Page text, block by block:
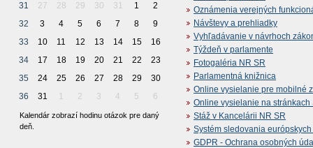
31 27 28 29 30 31 1
2
32
3 4 5 6 7 8
9
33
10 11 12 13 14 15
16
34
17 18 19 20 21 22
23
35
24 25 26 27 28 29
30
36
31 1 2 3 4 5 6
Kalendár zobrazí hodinu otázok pre daný
deň.
Oznámenia verejných
Návštevy a prehliadky
Vyhľadávanie v návrhoch
Týždeň v parlamente
Fotogaléria NR SR
Parlamentná knižnica
Online vysielanie pre mobilné
Online vysielanie na stránkach
Stáž v Kancelárii NR SR
Systém sledovania
GDPR - Ochrana osobných